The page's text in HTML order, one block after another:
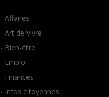
- Affaires
- Art de vivre
- Bien-être
- Emploi
- Finances
- Infos citoyennes